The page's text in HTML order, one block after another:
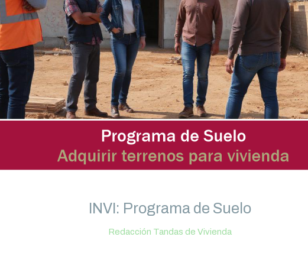
INVI: Programa de Suelo
Redacción Tandas de Vivienda